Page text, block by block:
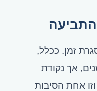
זמן. ככלל,
אך נקודת
אחת הסיבות